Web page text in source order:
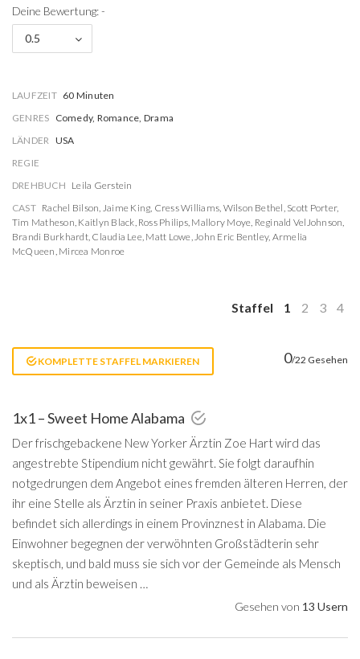
Deine Bewertung: -
0.5
LAUFZEIT 60 Minuten
GENRES Comedy, Romance, Drama
LÄNDER USA
REGIE
DREHBUCH Leila Gerstein
CAST Rachel Bilson, Jaime King, Cress Williams, Wilson Bethel, Scott Porter,
Tim Matheson, Kaitlyn Black, Ross Philips, Mallory Moye, Reginald VelJohnson,
Brandi Burkhardt, Claudia Lee, Matt Lowe,John Eric Bentley, Armelia
McQueen, Mircea Monroe
Staffel 1 2 3 4
KOMPLETTE STAFFEL MARKIEREN 0/22 Gesehen
1x1 – Sweet Home Alabama
Der frischgebackene New Yorker Ärztin Zoe Hart wird das
angestrebte Stipendium nicht gewährt. Sie folgt daraufhin
notgedrungen dem Angebot eines fremden älteren Herren, der
ihr eine Stelle als Ärztin in seiner Praxis anbietet. Diese
befindet sich allerdings in einem Provinznest in Alabama. Die
Einwohner begegnen der verwöhnten Großstädterin sehr
skeptisch, und bald muss sie sich vor der Gemeinde als Mensch
und als Ärztin beweisen …
Gesehen von 13 Usern